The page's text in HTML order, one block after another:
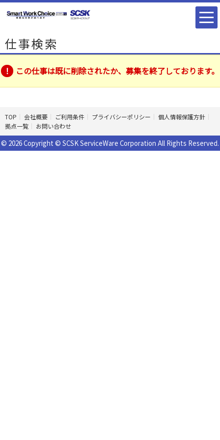
仕事検索
この仕事は既に削除されたか、募集を終了しております。
TOP 会社概要 ご利用条件 プライバシーポリシー
個人情報保護方針
拠点一覧
お問い合わせ
© 2026 Copyright © SCSK ServiceWare Corporation All Rights Reserved.